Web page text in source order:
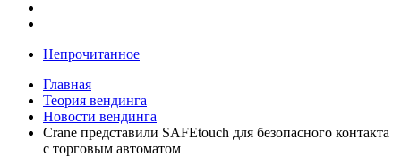
Непрочитанное
Главная
Теория вендинга
Новости вендинга
Crane представили SAFEtouch для безопасного контакта
с торговым автоматом